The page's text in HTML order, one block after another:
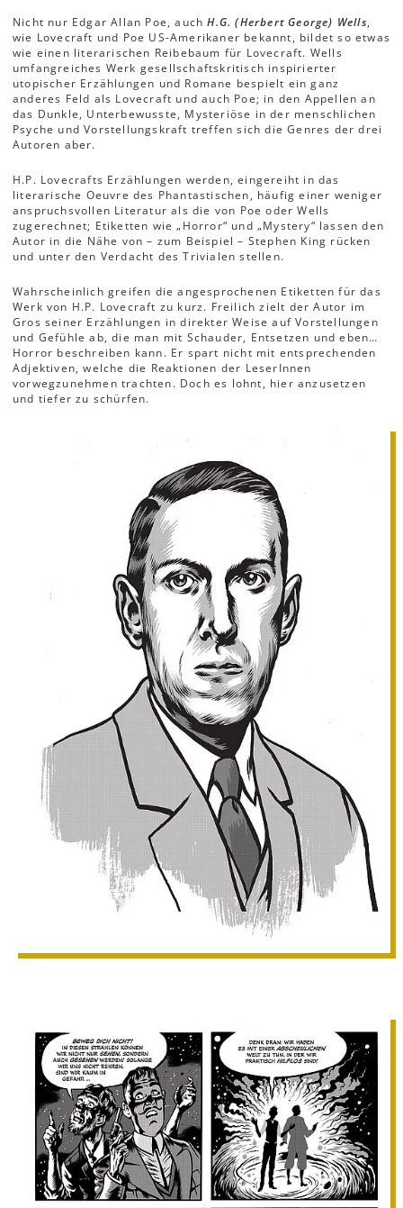
Nicht nur Edgar Allan Poe, auchH.G. (Herbert George) Wells,
wie Lovecraft und Poe US-Amerikaner bekannt, bildet so etwas
wie einen literarischen Reibebaum für Lovecraft. Wells
umfangreiches Werk gesellschaftskritisch inspirierter
utopischer Erzählungen und Romane bespielt ein ganz
anderes Feld als Lovecraft und auch Poe; in den Appellen an
das Dunkle, Unterbewusste, Mysteriöse in der menschlichen
Psyche und Vorstellungskraft treffen sich die Genres der drei
Autoren aber.
H.P. Lovecrafts Erzählungen werden, eingereiht in das
literarische Oeuvre des Phantastischen, häufig einer weniger
anspruchsvollen Literatur als die von Poe oder Wells
zugerechnet; Etiketten wie „Horror“ und „Mystery“ lassen den
Autor in die Nähe von – zum Beispiel – Stephen King rücken
und unter den Verdacht des Trivialen stellen.
Wahrscheinlich greifen die angesprochenen Etiketten für das
Werk von H.P. Lovecraft zu kurz. Freilich zielt der Autor im
Gros seiner Erzählungen in direkter Weise auf Vorstellungen
und Gefühle ab, die man mit Schauder, Entsetzen und eben…
Horror beschreiben kann. Er spart nicht mit entsprechenden
Adjektiven, welche die Reaktionen der LeserInnen
vorwegzunehmen trachten. Doch es lohnt, hier anzusetzen
und tiefer zu schürfen.